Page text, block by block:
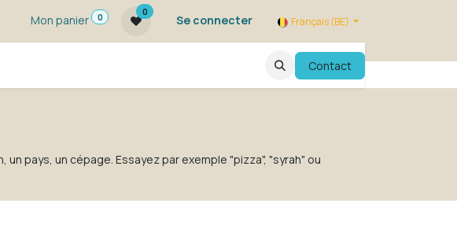
Mon panier
0
0
Se connecter Français (BE)
FAQ Evenements
Contact
pays, un cépage. Essayez par exemple "pizza", "syrah" ou